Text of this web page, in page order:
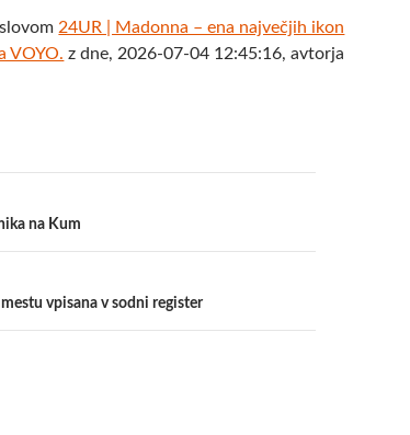
24UR | Madonna – ena največjih ikon
VOYO. z dne, 2026-07-04 12:45:16, avtorja
na Kum
vpisana v sodni register